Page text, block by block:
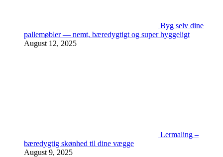
Byg selv dine
pallemøbler — nemt, bæredygtigt og super hyggeligt
August 12, 2025
Lermaling –
bæredygtig skønhed til dine vægge
August 9, 2025